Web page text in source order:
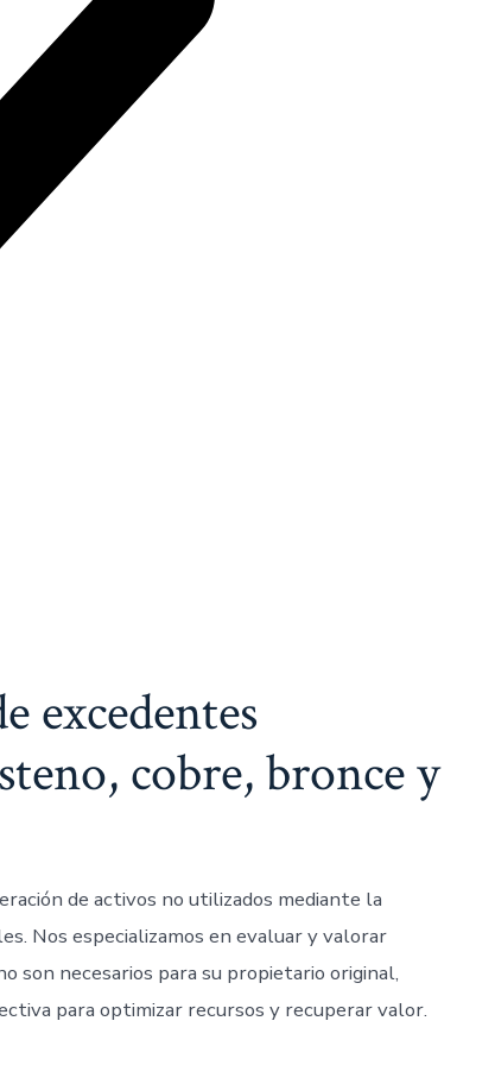
excedentes
cobre, bronce y
de activos no utilizados mediante la
Nos especializamos en evaluar y valorar
son necesarios para su propietario original,
para optimizar recursos y recuperar valor.